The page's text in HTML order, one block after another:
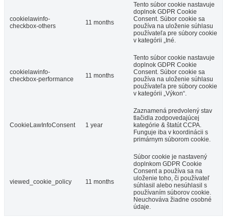
cookielawinfo-
checkbox-others
11 months
Tento súbor cookie nastavuje
doplnok GDPR Cookie
Consent. Súbor cookie sa
používa na uloženie súhlasu
používateľa pre súbory cookie
v kategórii „Iné.
cookielawinfo-
checkbox-performance
11 months
Tento súbor cookie nastavuje
doplnok GDPR Cookie
Consent. Súbor cookie sa
používa na uloženie súhlasu
používateľa pre súbory cookie
v kategórii „Výkon“.
CookieLawInfoConsent 1 year
Zaznamená predvolený stav
tlačidla zodpovedajúcej
kategórie & štatút CCPA.
Funguje iba v koordinácii s
primárnym súborom cookie.
viewed_cookie_policy 11 months
Súbor cookie je nastavený
doplnkom GDPR Cookie
Consent a používa sa na
uloženie toho, či používateľ
súhlasil alebo nesúhlasil s
používaním súborov cookie.
Neuchováva žiadne osobné
údaje.